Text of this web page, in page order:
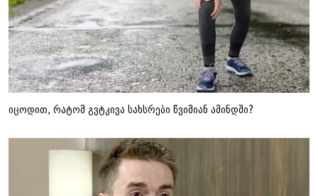
იცოდით, რატომ გვტკივა სახსრები წვიმიან ამინდში?